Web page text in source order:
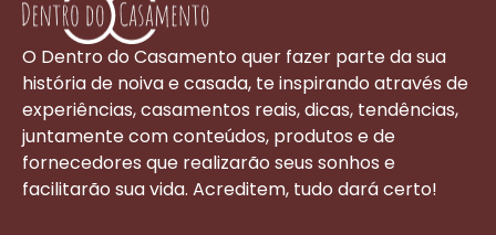
O Dentro do Casamento quer fazer parte da sua
história de noiva e casada, te inspirando através de
experiências, casamentos reais, dicas, tendências,
juntamente com conteúdos, produtos e de
fornecedores que realizarão seus sonhos e
facilitarão sua vida. Acreditem, tudo dará certo!